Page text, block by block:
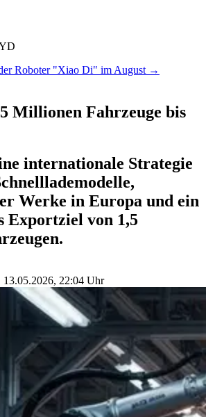
Roboter "Xiao Di" im August →
Millionen Fahrzeuge bis
internationale Strategie
Werke in Europa und ein
Exportziel von 1,5
13.05.2026, 22:04 Uhr